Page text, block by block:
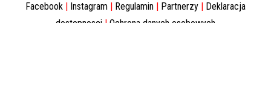
Facebook | Instagram | Regulamin | Partnerzy | Deklaracja
dostepnosci | Ochrona danych osobowych